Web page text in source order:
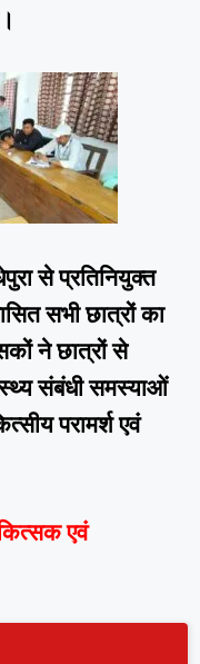
से प्रतिनियुक्त
सभी छात्रों का
ने छात्रों से
संबंधी समस्याओं
परामर्श एवं
एवं